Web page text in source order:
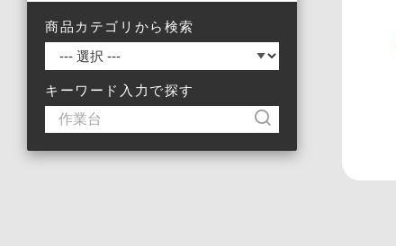
商品カテゴリから検索
キーワード入力で探す